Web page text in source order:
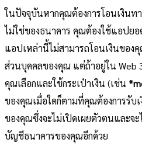
ในปัจจุบันหากคุณต้องการโอนเงินท
ไม่ใช่ของธนาคาร คุณต้องใช้แอปย
แอปเหล่านี้ไม่สามารถโอนเงินของ
ส่วนบุคคลของคุณ แต่ถ้าอยู่ใน Web
คุณเลือกและใช้กระเป๋าเงิน (เช่น
ของคุณเมื่อใดก็ตามที่คุณต้องการรับ
ของคุณซึ่งจะไม่เปิดเผยตัวตนและจ
บัญชีธนาคารของคุณอีกด้วย